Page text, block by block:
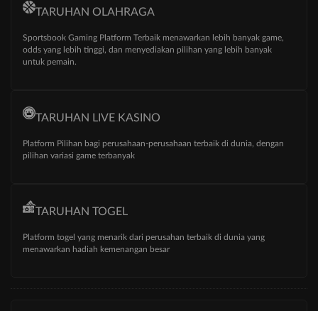
TARUHAN OLAHRAGA
Sportsbook Gaming Platform Terbaik menawarkan lebih banyak game,
odds yang lebih tinggi, dan menyediakan pilihan yang lebih banyak
untuk pemain.
TARUHAN LIVE KASINO
Platform Pilihan bagi perusahaan-perusahaan terbaik di dunia, dengan
pilihan variasi game terbanyak
TARUHAN TOGEL
Platform togel yang menarik dari perusahan terbaik di dunia yang
menawarkan hadiah kemenangan besar